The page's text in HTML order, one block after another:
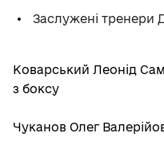
Заслужені
Коварський Леонід
з боксу
Чуканов Олег